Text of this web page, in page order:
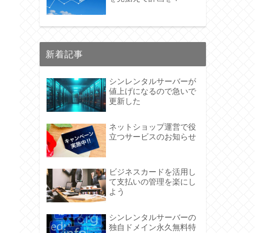
新着記事
シンレンタルサーバーが
値上げになるので急いで
更新した
ネットショップ運営で役
立つサービスのお知らせ
ビジネスカードを活用し
て支払いの管理を楽にし
よう
シンレンタルサーバーの
独自ドメイン永久無料特